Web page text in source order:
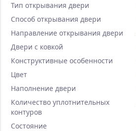
Тип открывания двери
Способ открывания двери
Направление открывания двери
Двери с ковкой
Конструктивные особенности
Цвет
Наполнение двери
Количество уплотнительных
контуров
Состояние